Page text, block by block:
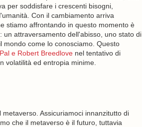
per soddisfare i crescenti bisogni,
Con il cambiamento arriva
stiamo affrontando in questo momento è
attraversamento dell'abisso, uno stato di
come lo conosciamo. Questo
e Robert Breedlovenel tentativo di
volatilità ed entropia minime.
Assicuriamoci innanzitutto di
che il metaverso è il futuro, tuttavia